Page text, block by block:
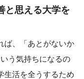
と思える大学を
ば、「あとがないか
う気持ちになるの
生活を全うするため